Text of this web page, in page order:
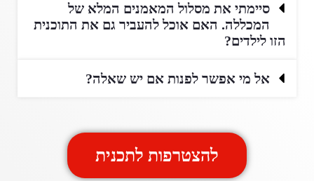
סיימתי את מסלול המאמנים המלא של
המכללה. האם אוכל להעביר גם את התוכנית
הזו לילדים?
אל מי אפשר לפנות אם יש שאלה?
להצטרפות לתכנית